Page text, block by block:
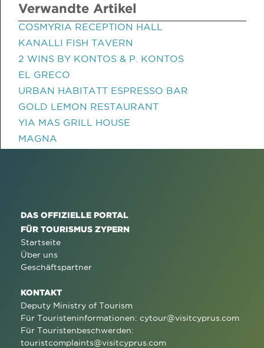
Verwandte Artikel
COSMYRIA RECEPTION HALL
KANALLI FISH TAVERN
2 WINS BY KONTOS & P. KONTOS
EL GRECO
URBAN HABITATT ESPRESSO BAR
GOLD LEMON RESTAURANT
YIA MAS GRILL HOUSE
MAGNA
DAS OFFIZIELLE PORTAL
FÜR TOURISMUS ZYPERN
Startseite
Über uns
Geschäftspartner
KONTAKT
Deputy Ministry of Tourism
Für Touristeninformationen: cytour@visitcyprus.com
Für Touristenbeschwerden:
touristcomplaints@visitcyprus.com